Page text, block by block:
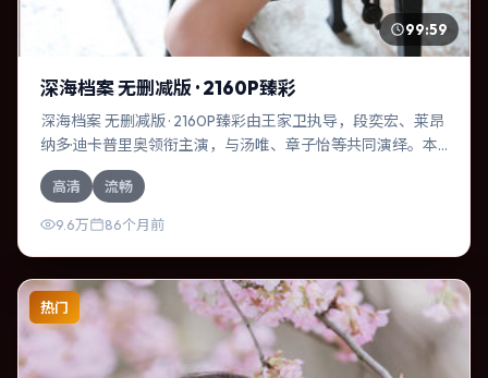
99:59
深海档案 无删减版 · 2160P臻彩
深海档案 无删减版 · 2160P臻彩由王家卫执导，段奕宏、莱昂
纳多·迪卡普里奥领衔主演，与汤唯、章子怡等共同演绎。本
片为爱情类型，主要班底与取景来自中国台湾。两代人的隔
阂在故乡小城被慢慢缝合。影片整体气质压抑，节奏紧凑，
人物动机清晰，适合喜欢强情节与细腻表演的观众。
高清 流畅
9.6万 86个月前
热门